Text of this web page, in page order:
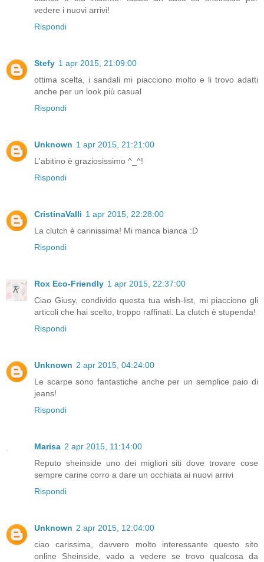
vedere i nuovi arrivi!
Rispondi
Stefy 1 apr 2015, 21:09:00
ottima scelta, i sandali mi piacciono molto e li trovo adatti
anche per un look più casual
Rispondi
Unknown 1 apr 2015, 21:21:00
L'abitino è graziosissimo ^_^!
Rispondi
CristinaValli 1 apr 2015, 22:28:00
La clutch è carinissima! Mi manca bianca :D
Rispondi
Rox Eco-Friendly 1 apr 2015, 22:37:00
Ciao Giusy, condivido questa tua wish-list, mi piacciono gli
articoli che hai scelto, troppo raffinati. La clutch è stupenda!
Rispondi
Unknown 2 apr 2015, 04:24:00
Le scarpe sono fantastiche anche per un semplice paio di
jeans!
Rispondi
Marisa 2 apr 2015, 11:14:00
Reputo sheinside uno dei migliori siti dove trovare cose
sempre carine corro a dare un occhiata ai nuovi arrivi
Rispondi
Unknown 2 apr 2015, 12:04:00
ciao carissima, davvero molto interessante questo sito
online Sheinside, vado a vedere se trovo qualcosa da